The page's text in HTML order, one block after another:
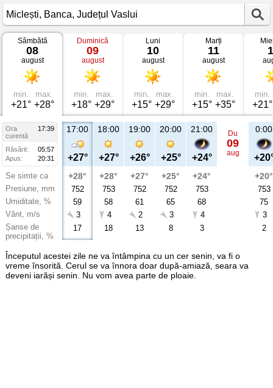
Vremea
Miclești
Banca,
Județul
Vaslui
Sâmbătă
08
august
min.
+21°
max.
+28°
Duminică
09
august
min.
+18°
max.
+29°
Luni
10
august
min.
+15°
max.
+29°
Marți
11
august
min.
+15°
max.
+35°
min.
+21°
Ora
17:39
curentă
Răsărit:
05:57
Apus:
20:31
Se simte ca
Presiune, mm
Umiditate, %
Vânt, m/s
Șanse de
precipitații, %
17:00
+27°
+28°
752
59
3
17
18:00
+27°
+28°
753
58
4
18
19:00
+26°
+27°
752
61
2
13
20:00
+25°
+25°
752
65
3
8
21:00
+24°
+24°
753
68
4
3
Du
09
aug
0:00
+20°
753
75
3
2
Începutul acestei zile ne va întâmpina cu un cer senin, va fi o
vreme însorită. Cerul se va înnora doar după-amiază, seara va
deveni iarăși senin. Nu vom avea parte de ploaie.